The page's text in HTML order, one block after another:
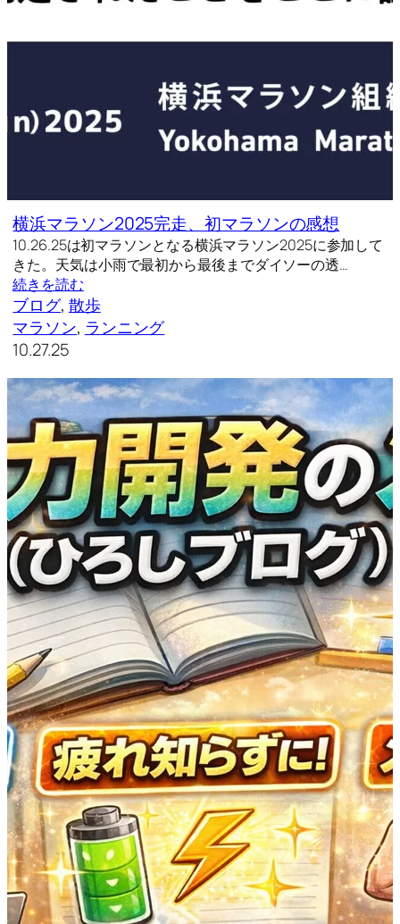
横浜マラソン2025完走、初マラソンの感想
10.26.25は初マラソンとなる横浜マラソン2025に参加して
きた。天気は小雨で最初から最後までダイソーの透…
続きを読む
ブログ, 散歩
マラソン, ランニング
10.27.25